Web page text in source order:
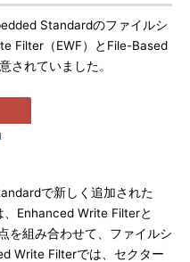
Standardのファイルシ
Filter（EWF）とFile-Based
されていました。
で新しく追加された
、Enhanced Write Filterと
を組み合わせて、ファイルシ
Write Filterでは、セクター